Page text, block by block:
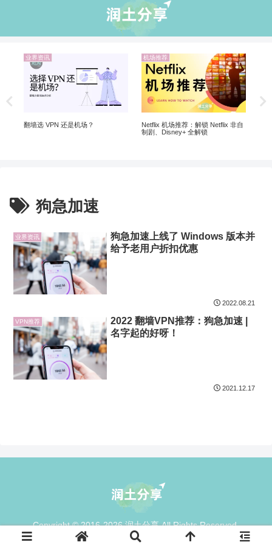
业界资讯
翻墙选 VPN 还是机场？
机场推荐
Netflix 机场推荐：解锁 Netflix 非自
制剧、Disney+ 全解锁
狗急加速
业界资讯
狗急加速上线了 Windows 版本并
给予老用户折扣优惠
2022.08.21
VPN推荐
2022 翻墙VPN推荐：狗急加速 |
名字起的好呀！
2021.12.17
Copyright © 2016-2026 润土分享 All Rights Reserved.